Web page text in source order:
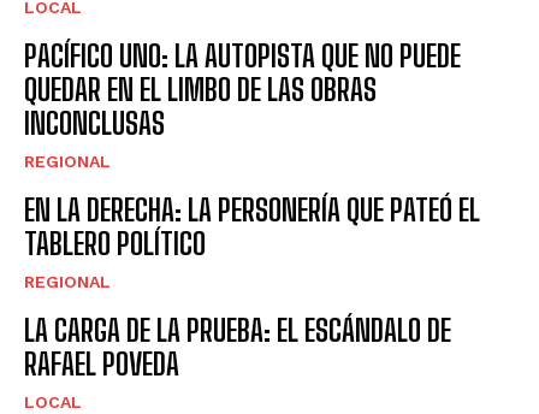
LOCAL
PACÍFICO UNO: LA AUTOPISTA QUE NO PUEDE
QUEDAR EN EL LIMBO DE LAS OBRAS
INCONCLUSAS
REGIONAL
EN LA DERECHA: LA PERSONERÍA QUE PATEÓ EL
TABLERO POLÍTICO
REGIONAL
LA CARGA DE LA PRUEBA: EL ESCÁNDALO DE
RAFAEL POVEDA
LOCAL